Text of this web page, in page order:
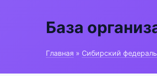
База
Главная » Сибирский